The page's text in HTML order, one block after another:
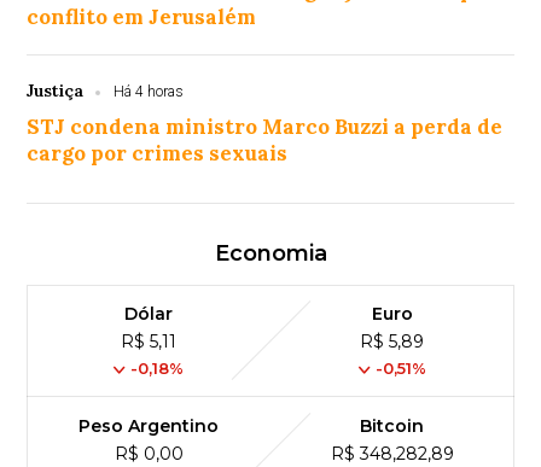
conflito em Jerusalém
Justiça Há 4 horas
STJ condena ministro Marco Buzzi a perda de
cargo por crimes sexuais
Economia
Dólar
R$ 5,11
-0,18%
Euro
R$ 5,89
-0,51%
Peso Argentino
R$ 0,00
Bitcoin
R$ 348,282,89